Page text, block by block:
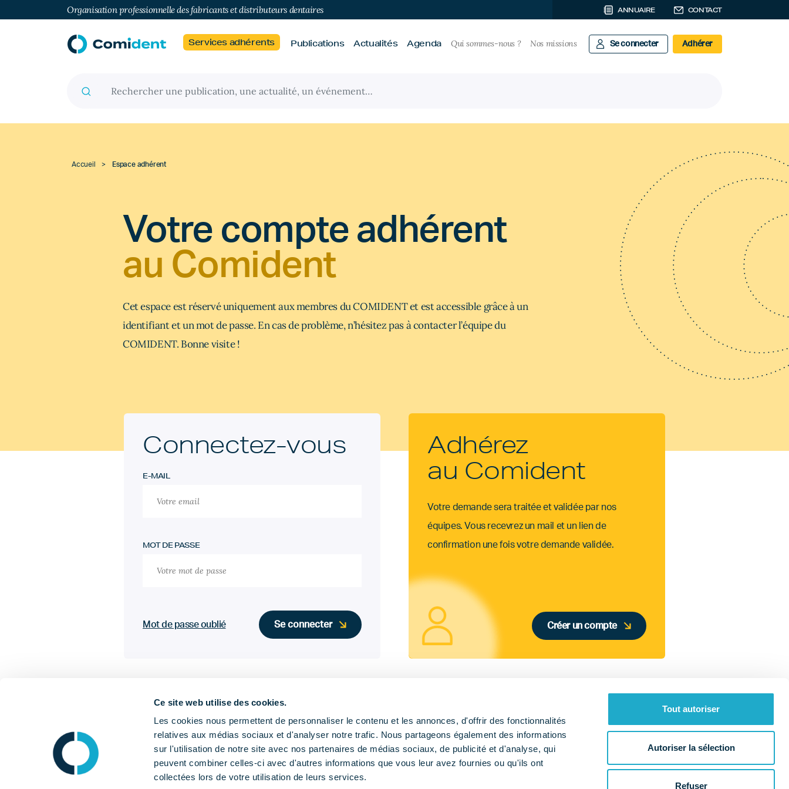
Ce site web utilise des cookies.
Les cookies nous permettent de personnaliser le contenu et les annonces, d'offrir des fonctionnalités
relatives aux médias sociaux et d'analyser notre trafic. Nous partageons également des informations
sur l'utilisation de notre site avec nos partenaires de médias sociaux, de publicité et d'analyse, qui
peuvent combiner celles-ci avec d'autres informations que vous leur avez fournies ou qu'ils ont
collectées lors de votre utilisation de leurs services.
Tout autoriser
Autoriser la sélection
Refuser
Organisation professionnelle des fabricants et distributeurs dentaires ANNUAIRE CONTACT
Services adhérents Publications Actualités Agenda Qui sommes-nous ? Nos missions Se connecter Adhérer
Accueil > Espace adhérent
Votre compte adhérent
au Comident
Cet espace est réservé uniquement aux membres du COMIDENT et est accessible grâce à un
identifiant et un mot de passe. En cas de problème, n’hésitez pas à contacter l’équipe du
COMIDENT. Bonne visite !
Connectez-vous
E-MAIL
MOT DE PASSE
Mot de passe oublié
Adhérez
au Comident
Votre demande sera traitée et validée par nos
équipes. Vous recevrez un mail et un lien de
confirmation une fois votre demande validée.
Créer un compte
Publications Nos missions